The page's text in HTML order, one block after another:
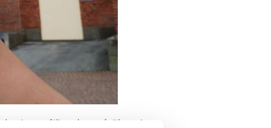
som följer av kravet på självstyrning,